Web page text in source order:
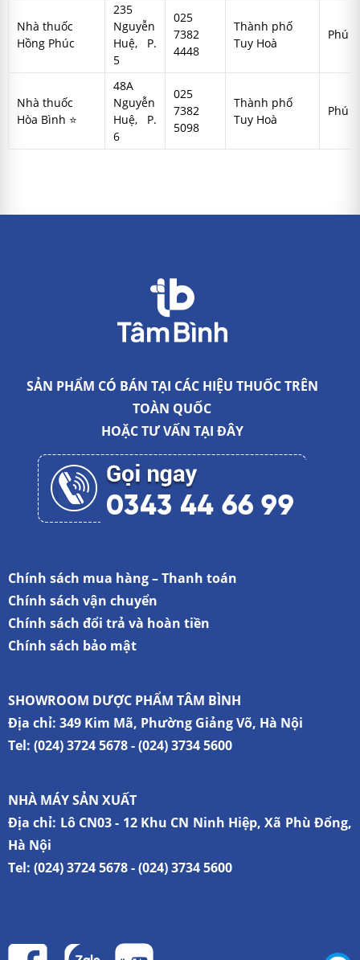
Nhà thuốc
Hồng Phúc
235
Nguyễn
Huệ, P.
5
025
7382
4448
Thành phố
Tuy Hoà
Phú
Nhà thuốc
Hòa Bình ⭐
48A
Nguyễn
Huệ, P.
6
025
7382
5098
Thành phố
Tuy Hoà
Phú
SẢN PHẨM CÓ BÁN TẠI CÁC HIỆU THUỐC TRÊN
TOÀN QUỐC
HOẶC TƯ VẤN TẠI ĐÂY
SHOWROOM DƯỢC PHẨM TÂM BÌNH
Địa chỉ: 349 Kim Mã, Phường Giảng Võ, Hà Nội
Tel: (024) 3724 5678-(024) 3734 5600
Chính sách mua hàng – Thanh toán
Chính sách vận chuyển
Chính sách đổi trả và hoàn tiền
Chính sách bảo mật
NHÀ MÁY SẢN XUẤT
Địa chỉ: Lô CN03 - 12 Khu CN Ninh Hiệp, Xã Phù Đổng,
Hà Nội
Tel: (024) 3724 5678-(024) 3734 5600